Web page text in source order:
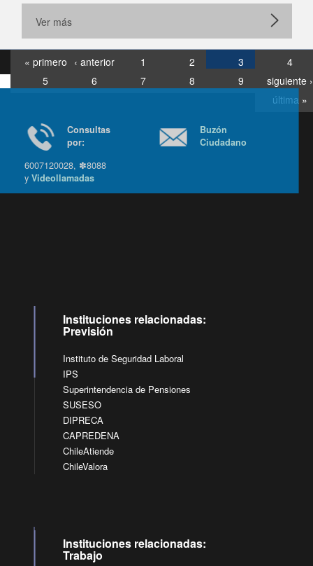
Ver más
« primero ‹ anterior 1 2 3
4
5
6 7 8 9
siguiente ›
última »
Consultas
por:
6007120028, ✽8088
yVideollamadas
Buzón
Ciudadano
Instituciones relacionadas:
Previsión
Instituto de Seguridad Laboral
IPS
Superintendencia de Pensiones
SUSESO
DIPRECA
CAPREDENA
ChileAtiende
ChileValora
Instituciones relacionadas:
Trabajo